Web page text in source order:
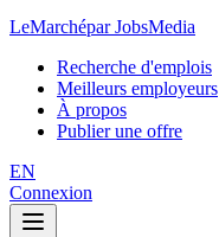
LeMarchépar JobsMedia
Recherche d'emplois
Meilleurs employeurs
À propos
Publier une offre
EN
Connexion